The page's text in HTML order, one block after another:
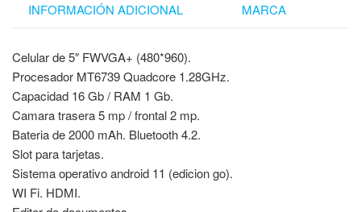
INFORMACIÓN ADICIONAL MARCA
Celular de 5″ FWVGA+ (480*960).
Procesador MT6739 Quadcore 1.28GHz.
Capacidad 16 Gb / RAM 1 Gb.
Camara trasera 5 mp / frontal 2 mp.
Bateria de 2000 mAh. Bluetooth 4.2.
Slot para tarjetas.
Sistema operativo android 11 (edicion go).
WI Fi. HDMI.